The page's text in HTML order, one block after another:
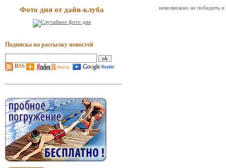
Фото дня от дайв-клуба
Подписка на рассылку новостей
RSS
невозможно не победить